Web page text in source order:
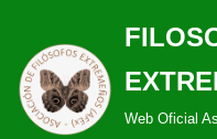
Saltar
al
contenido
Web Oficial